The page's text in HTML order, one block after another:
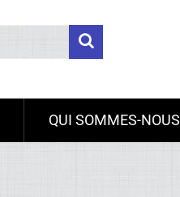
QUI SOMMES-NOUS